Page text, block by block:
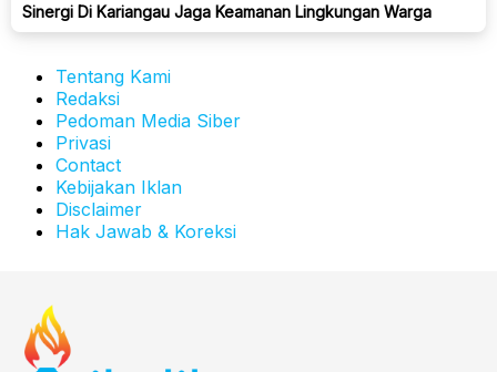
Sinergi Di Kariangau Jaga Keamanan Lingkungan Warga
Tentang Kami
Redaksi
Pedoman Media Siber
Privasi
Contact
Kebijakan Iklan
Disclaimer
Hak Jawab & Koreksi